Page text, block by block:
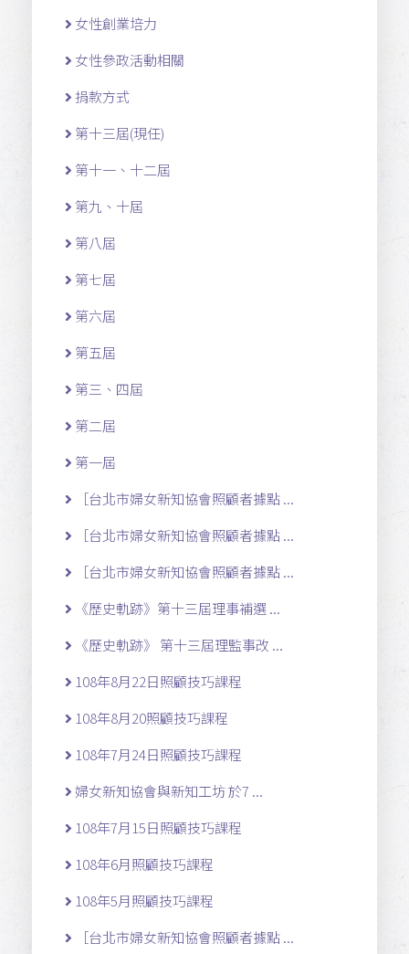
女性創業培力
女性參政活動相關
捐款方式
第十三屆(現任)
第十一 、十二 屆
第九、十屆
第八屆
第七屆
第六屆
第五屆
第三、四屆
第二屆
第一屆
［台北市婦女新知協會照顧者據點 ...
［台北市婦女新知協會照顧者據點 ...
［台北市婦女新知協會照顧者據點 ...
《歷史軌跡》第十三屆理事補選 ...
《歷史軌跡》 第十三屆理監事改 ...
108年8月22日照顧技巧課程
108年8月20照顧技巧課程
108年7月24日照顧技巧課程
婦女新知協會與新知工坊 於7 ...
108年7月15日照顧技巧課程
108年6月照顧技巧課程
108年5月照顧技巧課程
［台北市婦女新知協會照顧者據點 ...